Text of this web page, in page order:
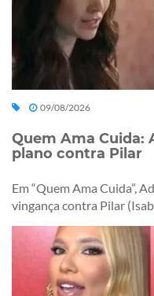
09/08/2026
Quem Ama Cuida:
plano contra Pilar
Em “Quem Ama Cuida”,
vingança contra Pilar